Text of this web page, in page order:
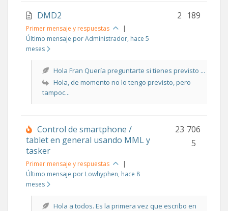
DMD2
Primer mensaje y respuestas
|
Último mensaje por Administrador, hace 5
meses
189
2
Hola Fran Quería preguntarte si tienes previsto ...
Hola, de momento no lo tengo previsto, pero
tampoc...
Control de smartphone /
tablet en general usando MML y
tasker
Primer mensaje y respuestas
|
Último mensaje por Lowhyphen, hace 8
meses
706
5
23
Hola a todos. Es la primera vez que escribo en